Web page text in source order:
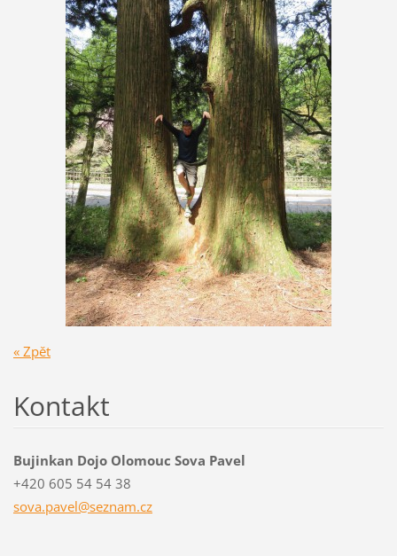
« Zpět
Kontakt
Bujinkan Dojo Olomouc Sova Pavel
+420 605 54 54 38
sova.pavel@seznam.cz